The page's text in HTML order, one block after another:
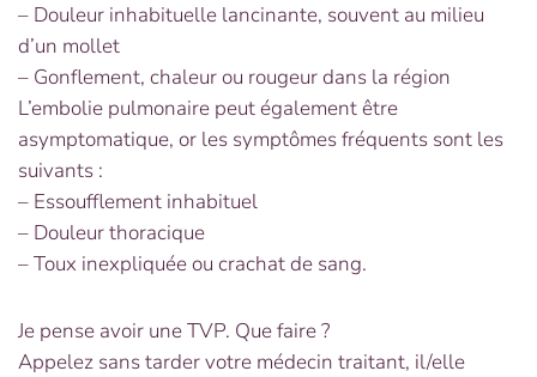
– Douleur inhabituelle lancinante, souvent au milieu
d’un mollet
– Gonflement, chaleur ou rougeur dans la région
L’embolie pulmonaire peut également être
asymptomatique, or les symptômes fréquents sont les
suivants :
– Essoufflement inhabituel
– Douleur thoracique
– Toux inexpliquée ou crachat de sang.
Je pense avoir une TVP. Que faire ?
Appelez sans tarder votre médecin traitant, il/elle